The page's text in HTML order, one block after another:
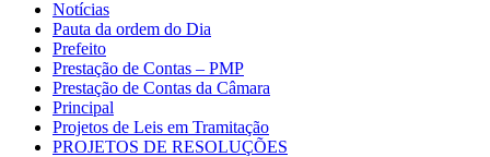
Notícias
Pauta da ordem do Dia
Prefeito
Prestação de Contas – PMP
Prestação de Contas da Câmara
Principal
Projetos de Leis em Tramitação
PROJETOS DE RESOLUÇÕES